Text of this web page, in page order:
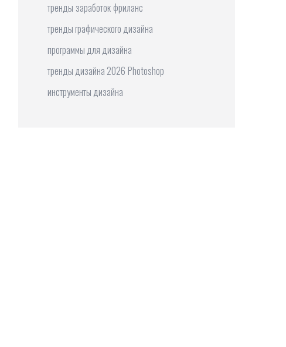
тренды заработок фриланс
тренды графического дизайна
программы для дизайна
тренды дизайна 2026 Photoshop
инструменты дизайна